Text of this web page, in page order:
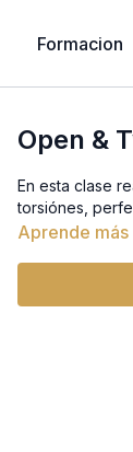
Formacion
Open &
En esta clase
torsiónes,
Aprende más